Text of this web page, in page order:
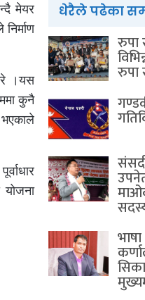
मेयर
।यस
कुनै
भएकाले
योजना
धेरैले पढेका
रुपा
रुपा